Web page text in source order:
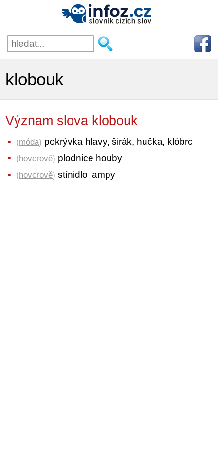
klobouk
Význam slova klobouk
(móda) pokrývka hlavy, širák, hučka, klóbrc
(hovorově) plodnice houby
(hovorově) stínidlo lampy